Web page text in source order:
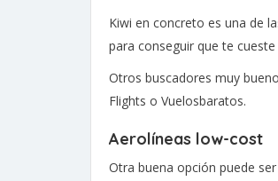
Kiwi en concreto es una de
para conseguir que te
Otros buscadores muy
Flights o Vuelosbaratos.
Aerolíneas low-cost
Otra buena opción puede